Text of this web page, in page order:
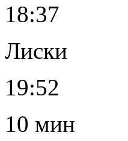
18:37
Лиски
19:52
10 мин